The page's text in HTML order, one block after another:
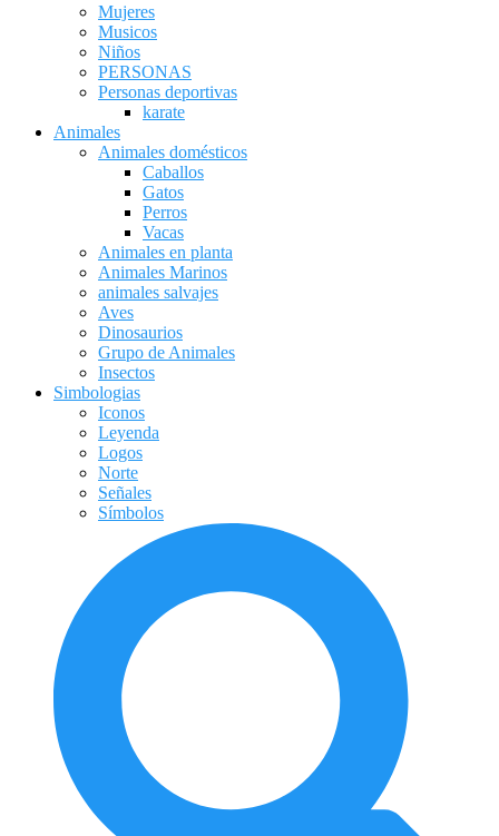
Mujeres
Musicos
Niños
PERSONAS
Personas deportivas
karate
Animales
Animales domésticos
Caballos
Gatos
Perros
Vacas
Animales en planta
Animales Marinos
animales salvajes
Aves
Dinosaurios
Grupo de Animales
Insectos
Simbologias
Iconos
Leyenda
Logos
Norte
Señales
Símbolos